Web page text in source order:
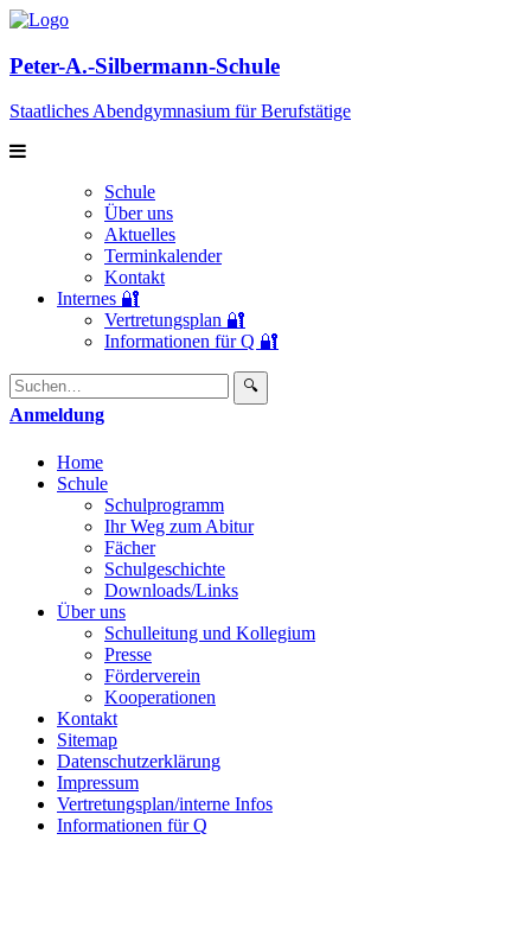
Peter-A.-Silbermann-Schule
Staatliches Abendgymnasium für Berufstätige
Schule
Über uns
Aktuelles
Terminkalender
Kontakt
Internes 🔐
Vertretungsplan 🔐
Informationen für Q 🔐
Suchen:
Enviar
búsqueda
🔍
Anmeldung
Home
Schule
Schulprogramm
Ihr Weg zum Abitur
Fächer
Schulgeschichte
Downloads/Links
Über uns
Schulleitung und Kollegium
Presse
Förderverein
Kooperationen
Kontakt
Sitemap
Datenschutzerklärung
Impressum
Vertretungsplan/interne Infos
Informationen für Q